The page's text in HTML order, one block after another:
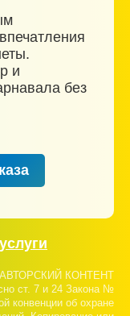
и
без
КОНТЕНТ
ст. 7 и 24 Закона №
конвенции об охране